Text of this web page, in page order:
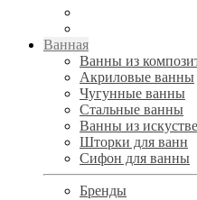
Ванная
Ванны из
Акриловые ванны
Чугунные ванны
Стальные ванны
Ванны из
Шторки для ванн
Сифон для ванны
Бренды